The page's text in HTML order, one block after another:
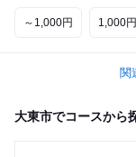
～1,000円 1,000
関
大東市でコースから